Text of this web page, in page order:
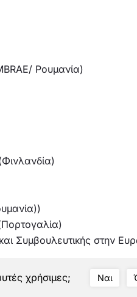
Ρουμανία)
Συμβουλευτικής στην
χρήσιμες; Ναι